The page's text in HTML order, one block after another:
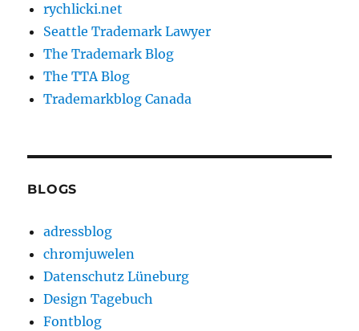
rychlicki.net
Seattle Trademark Lawyer
The Trademark Blog
The TTA Blog
Trademarkblog Canada
BLOGS
adressblog
chromjuwelen
Datenschutz Lüneburg
Design Tagebuch
Fontblog